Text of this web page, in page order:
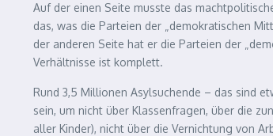
Auf der einen Seite musste das
das, was die Parteien der „demokratischen
der anderen Seite hat er die Parteien der
Verhältnisse ist komplett.
Rund 3,5 Millionen Asylsuchende – das sind
sein, um nicht über Klassenfragen, über die
aller Kinder), nicht über die Vernichtung von